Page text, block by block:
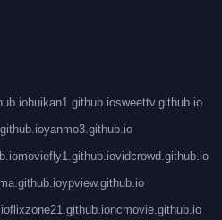
huikan1.github.iosweettv.github.io
yanmo3.github.io
moviefly1.github.iovidcrowd.github.io
ypview.github.io
flixzone21.github.ioncmovie.github.io